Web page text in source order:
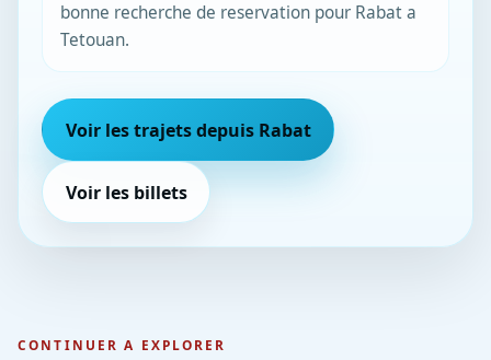
bonne recherche de reservation pour Rabat a
Tetouan.
Voir les trajets depuis Rabat
Voir les billets
CONTINUER A EXPLORER